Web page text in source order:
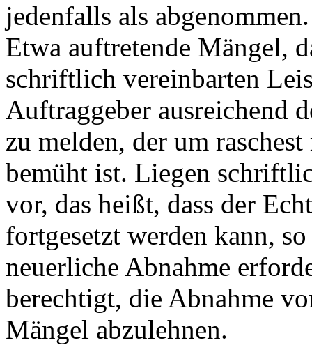
jedenfalls als abgenommen.
Etwa auftretende Mängel,
schriftlich vereinbarten
Auftraggeber ausreichend
zu melden, der um
bemüht ist. Liegen
vor, das heißt, dass der
fortgesetzt werden kann,
neuerliche Abnahme
berechtigt, die Abnahme
Mängel abzulehnen.